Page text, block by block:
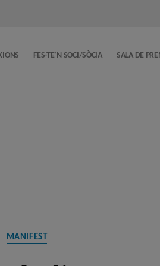
FES-TE’N SOCI/SÒCIA SALA DE
Categories
MANIFEST